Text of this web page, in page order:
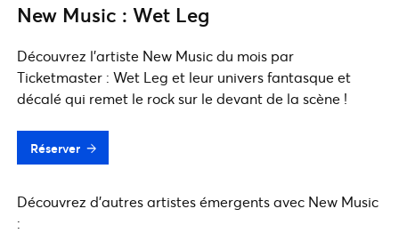
New Music : Wet Leg
Découvrez l'artiste New Music du mois par
Ticketmaster : Wet Leg et leur univers fantasque et
décalé qui remet le rock sur le devant de la scène !
Réserver
Découvrez d’autres artistes émergents avec New Music
: